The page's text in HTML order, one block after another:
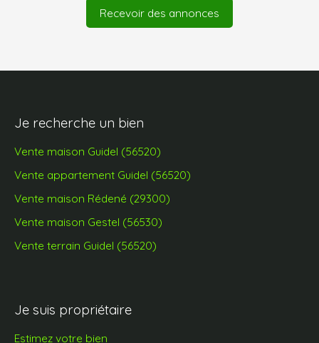
Recevoir des annonces
Je recherche un bien
Vente maison Guidel (56520)
Vente appartement Guidel (56520)
Vente maison Rédené (29300)
Vente maison Gestel (56530)
Vente terrain Guidel (56520)
Je suis propriétaire
Estimez votre bien